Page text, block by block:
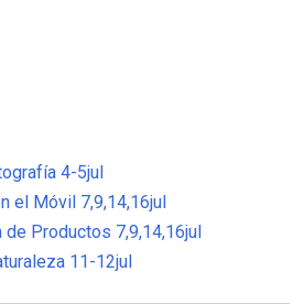
4-5jul
el Móvil 7,9,14,16jul
Productos 7,9,14,16jul
11-12jul